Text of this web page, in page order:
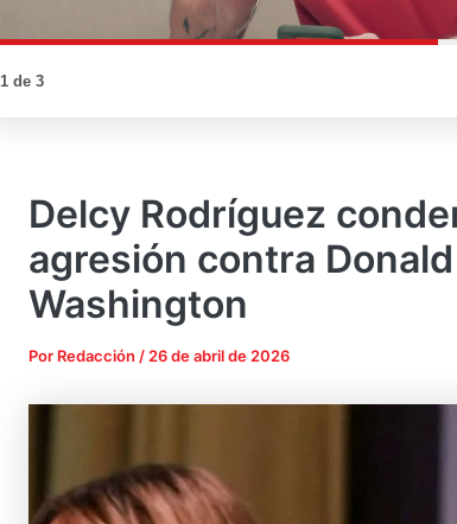
1 de 3
Delcy Rodríguez
agresión contra
Washington
Por Redacción / 26 de abril de 2026